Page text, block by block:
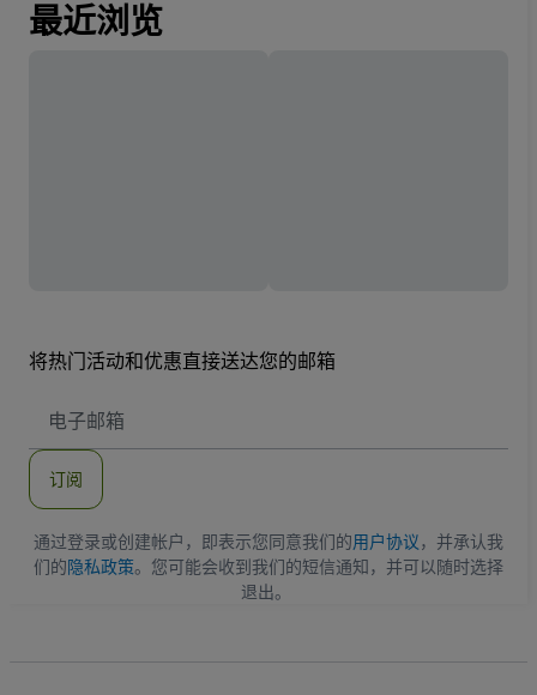
最近浏览
将热门活动和优惠直接送达您的邮箱
子
地
订阅
通过登录或创建帐户，即表示您同意我们的用户协议，并承认我
们的隐私政策。您可能会收到我们的短信通知，并可以随时选择
退出。